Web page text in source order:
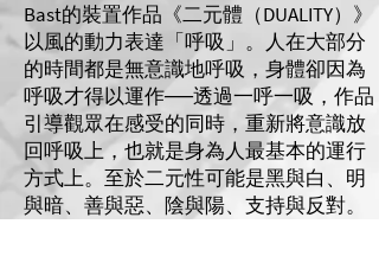
Bast的裝置作品《二元體（DUALITY）》
以風的動力表達「呼吸」。人在大部分
的時間都是無意識地呼吸，身體卻因為
呼吸才得以運作──透過一呼一吸，作品
引導觀眾在感受的同時，重新將意識放
回呼吸上，也就是身為人最基本的運行
方式上。至於二元性可能是黑與白、明
與暗、善與惡、陰與陽、支持與反對。